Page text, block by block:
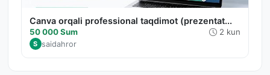
Canva orqali professional taqdimot (prezentat...
50 000 Sum 2 kun
S saidahror